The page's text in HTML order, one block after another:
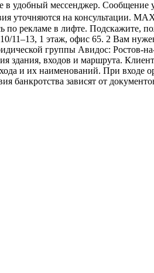
мессенджер. Сообщение
уточняются на консультации.
рекламе в лифте. Подскажите,
11–13, 1 этаж, офис 65. 2 Вам
группы Авидос: Ростов-
здания, входов и маршрута.
и их наименований. При входе
банкротства зависят от